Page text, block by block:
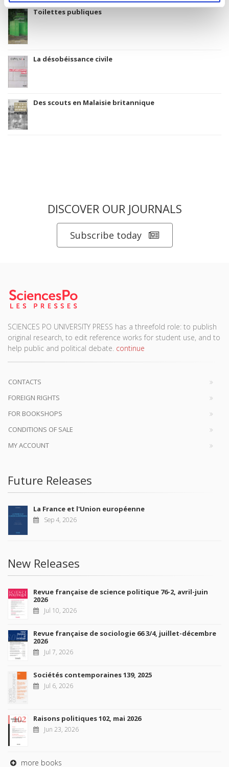
Toilettes publiques
La désobéissance civile
Des scouts en Malaisie britannique
DISCOVER OUR JOURNALS
Subscribe today
SCIENCES PO UNIVERSITY PRESS has a threefold role: to publish
original research, to edit reference works for student use, and to
help public and political debate. continue
CONTACTS
FOREIGN RIGHTS
FOR BOOKSHOPS
CONDITIONS OF SALE
MY ACCOUNT
Future Releases
La France et l'Union européenne
Sep 4, 2026
New Releases
Revue française de science politique 76-2, avril-juin
2026
Jul 10, 2026
Revue française de sociologie 66 3/4, juillet-décembre
2026
Jul 7, 2026
Sociétés contemporaines 139, 2025
Jul 6, 2026
Raisons politiques 102, mai 2026
Jun 23, 2026
more books